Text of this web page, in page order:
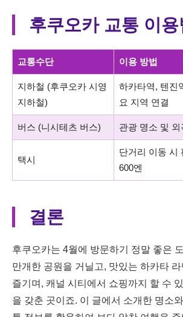
후쿠오카 교통 이용
교통수단 이용 방법
지하철 (후쿠오카 시영
지하철)
하카타역, 텐진
요 지역 연결
버스 (니시테츠 버스) 관광 명소 및
택시
단거리 이동 시
600엔
결론
후쿠오카는 4월에 방문하기 정말 좋은
만개한 공원을 거닐고, 맛있는 하카타
즐기며, 캐널 시티에서 쇼핑까지 할 수
을 갖춘 곳이죠. 이 글에서 소개한 명소